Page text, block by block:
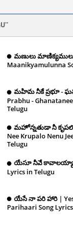
మణులు
Maanikyamulunna
మహిమ నీకే ప్రభూ -
Prabhu -
Telugu
మహోన్నతుడా నీ కృపలో
Nee Krupalo Nenu
Telugu
యేసూ నీవే కావాలయ్యా |
Lyrics in Telugu
యేసే నా పరి హారి |
Parihaari Song